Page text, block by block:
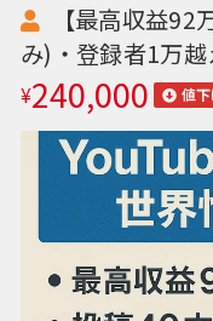
【最高収益
み)・登録者1万
¥240,000 値